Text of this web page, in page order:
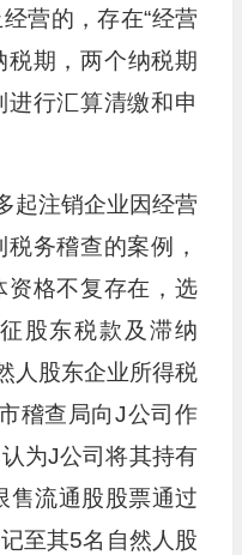
营的，存在“经营
税期，两个纳税期
行汇算清缴和申
起注销企业因经营
务稽查的案例，
资格不复存在，选
股东税款及滞纳
人股东企业所得税
稽查局向J公司作
为J公司将其持有
售流通股股票通过
至其5名自然人股